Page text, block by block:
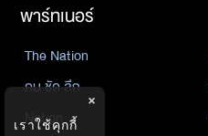
พาร์ทเนอร์
The Nation
คม ชัด ลึก
Nation
×
เราใช้คุกกี้